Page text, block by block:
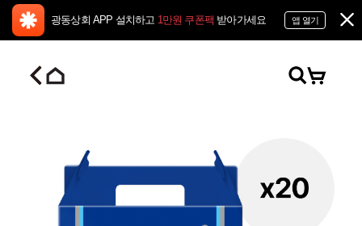
광동상회 APP 설치하고 1만원 쿠폰팩 받아가세요 앱 열기